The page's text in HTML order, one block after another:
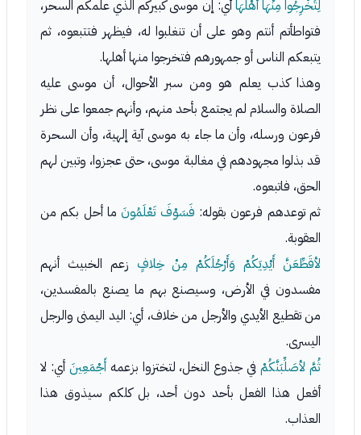
لِتُخْرِجُوا مِنْهَا أَهْلَهَاأي: إن موسى كبيركم الذي علمكم السحر،
فتواطأتم أنتم وهو على أن تنغلبوا له، فيظهر فتتبعوه، ثم
يتبعكم الناس أو جمهورهم فتخرجوا منها أهلها.
وهذا كذب يعلم هو ومن سبر الأحوال، أن موسى عليه
الصلاة والسلام لم يجتمع بأحد منهم، وأنهم جمعوا على نظر
فرعون ورسله، وأن ما جاء به موسى آية إلهية، وأن السحرة
قد بذلوا مجهودهم في مغالبة موسى، حتى عجزوا، وتبين لهم
الحق، فاتبعوه.
ثم توعدهم فرعون بقوله: فَسَوْفَ تَعْلَمُونَما أحل بكم من
العقوبة.
لأقَطِّعَنَّ أَيْدِيَكُمْ وَأَرْجُلَكُمْ مِنْ خِلافٍ زعم الخبيث أنهم
مفسدون في الأرض، وسيصنع بهم ما يصنع بالمفسدين،
من تقطيع الأيدي والأرجل من خلاف، أي: اليد اليمنى والرجل
اليسرى.
ثُمَّ لأصَلِّبَنَّكُمْفي جذوع النخل، لتختزوا بزعمهأَجْمَعِينَ أي: لا
أفعل هذا الفعل بأحد دون أحد، بل كلكم سيذوق هذا
العذاب.